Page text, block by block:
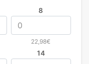
8
22,98€
14